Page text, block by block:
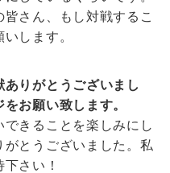
さん、もし対戦するこ
します。
りがとうございまし
お願い致します。
きることを楽しみにし
とうございました。私
さい！